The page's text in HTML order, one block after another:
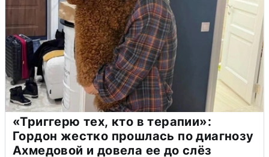
«Триггерю тех, кто в терапии»:
Гордон жестко прошлась по диагнозу
Ахмедовой и довела ее до слёз